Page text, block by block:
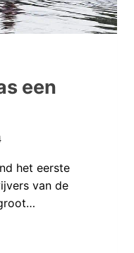
een
het eerste
van de